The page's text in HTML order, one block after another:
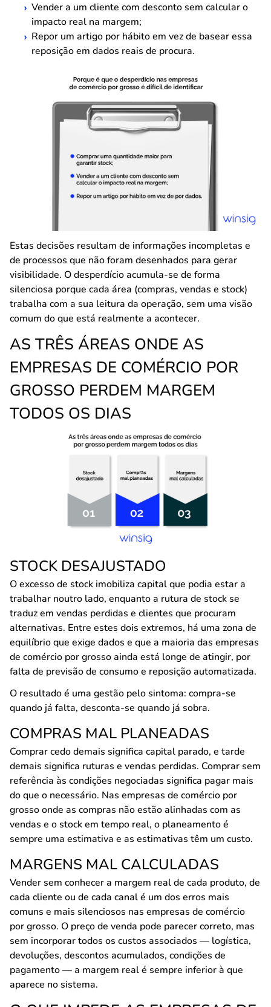
Vender a um cliente com desconto sem calcular o
impacto real na margem;
Repor um artigo por hábito em vez de basear essa
reposição em dados reais de procura.
Estas decisões resultam de informações incompletas e
de processos que não foram desenhados para gerar
visibilidade. O desperdício acumula-se de forma
silenciosa porque cada área (compras, vendas e stock)
trabalha com a sua leitura da operação, sem uma visão
comum do que está realmente a acontecer.
AS TRÊS ÁREAS ONDE AS
EMPRESAS DE COMÉRCIO POR
GROSSO PERDEM MARGEM
TODOS OS DIAS
STOCK DESAJUSTADO
O excesso de stock imobiliza capital que podia estar a
trabalhar noutro lado, enquanto a rutura de stock se
traduz em vendas perdidas e clientes que procuram
alternativas. Entre estes dois extremos, há uma zona de
equilíbrio que exige dados e que a maioria das empresas
de comércio por grosso ainda está longe de atingir, por
falta de previsão de consumo e reposição automatizada.
O resultado é uma gestão pelo sintoma: compra-se
quando já falta, desconta-se quando já sobra.
COMPRAS MAL PLANEADAS
Comprar cedo demais significa capital parado, e tarde
demais significa ruturas e vendas perdidas. Comprar sem
referência às condições negociadas significa pagar mais
do que o necessário. Nas empresas de comércio por
grosso onde as compras não estão alinhadas com as
vendas e o stock em tempo real, o planeamento é
sempre uma estimativa e as estimativas têm um custo.
MARGENS MAL CALCULADAS
Vender sem conhecer a margem real de cada produto, de
cada cliente ou de cada canal é um dos erros mais
comuns e mais silenciosos nas empresas de comércio
por grosso. O preço de venda pode parecer correto, mas
sem incorporar todos os custos associados — logística,
devoluções, descontos acumulados, condições de
pagamento — a margem real é sempre inferior à que
aparece no sistema.